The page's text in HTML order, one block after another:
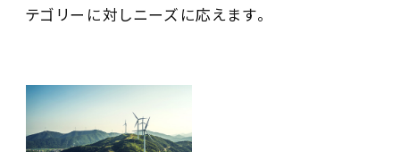
テゴリーに対しニーズに応えます。